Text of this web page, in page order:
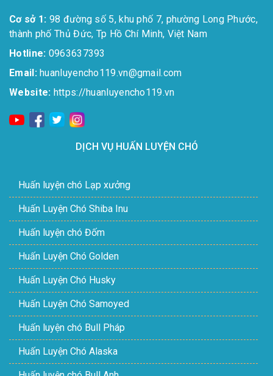
Cơ sở 1: 98 đường số 5, khu phố 7, phường Long Phước,
thành phố Thủ Đức, Tp Hồ Chí Minh, Việt Nam
Hotline: 0963637393​
Email:huanluyencho119.vn@gmail.com
Website: https://huanluyencho119.vn
DỊCH VỤ HUẤN LUYỆN CHÓ
Huấn luyện chó Lạp xưởng
Huấn Luyện Chó Shiba Inu
Huấn luyện chó Đốm
Huấn Luyện Chó Golden
Huấn Luyện Chó Husky
Huấn Luyện Chó Samoyed
Huấn luyện chó Bull Pháp
Huấn Luyện Chó Alaska